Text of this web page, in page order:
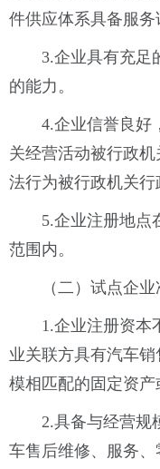
件供应体系具备服务
3.企业具有充足
的能力。
4.企业信誉良好
关经营活动被行政
法行为被行政机关行
5.企业注册地点
范围内。
（二）试点企
1.企业注册资本
业关联方具有汽车
模相匹配的固定资产
2.具备与经营规
车售后维修、服务、